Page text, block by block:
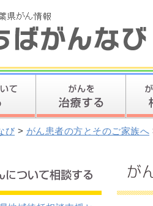
び > がん患者の方とそのご家族へ